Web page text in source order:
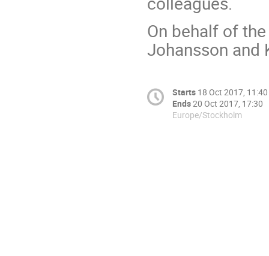
On behalf of the
Johansson and
Starts 18 Oct 2017, 11:40
Ends20 Oct 2017, 17:30
Europe/Stockholm